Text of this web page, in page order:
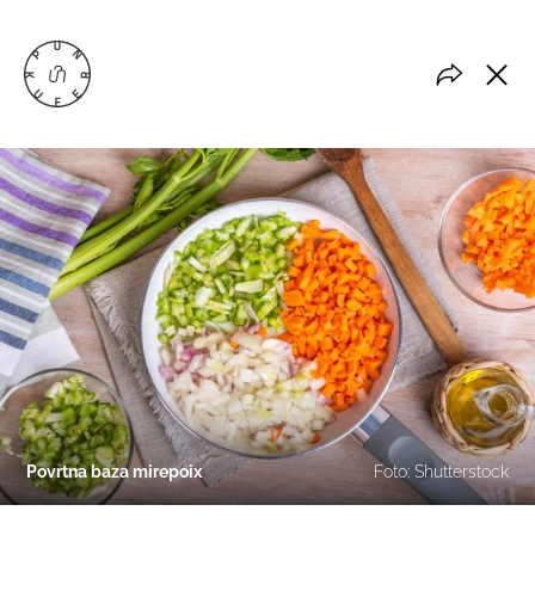
Povrtna baza mirepoix Foto: Shutterstock